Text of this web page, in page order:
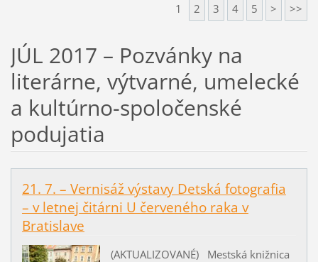
1 2 3 4 5 > >>
JÚL 2017 – Pozvánky na
literárne, výtvarné, umelecké
a kultúrno-spoločenské
podujatia
21. 7. – Vernisáž výstavy Detská fotografia
– v letnej čitárni U červeného raka v
Bratislave
(AKTUALIZOVANÉ) Mestská knižnica